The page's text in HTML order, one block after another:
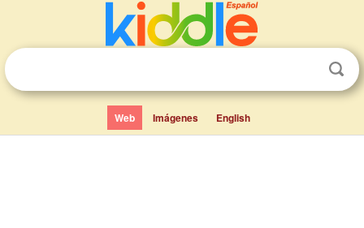
Web Imágenes English